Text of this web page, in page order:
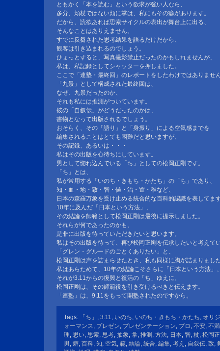
ともかく「本を読む」という欲求が強い人なら、
多分、頬杖ではない頬に掌は、私にもその癖があります。
だから、読欲あれば思索サイクルの表出が舞台上に出る、
そんなことはありえません。
すでに反芻された思考結果を語るだけだから、
観客は引き込まれるのでしょう。
ひょっとすると、写真撮影禁止だったのかもしれませんが、
私は、私記録としてシャッターを押しました。
ここで「連塾・最終回」のレポートをしたわけではありませ
「九景」として構成された最終回は、
なぜ、九景だったのか、
それも私には推測がついています。
彼の「自叙伝」がどうだったのかは、
書物となって出版されるでしょう。
おそらく、その「語り」と「身振り」による空気感までを
編集されることはとても困難だと思いますが、
その記録、あるいは・・・
私はその出版を心待ちにしています。
男として惚れ込んでいる「ち」としての松岡正剛です。
「ち」とは、
私が常用する「いのち・きもち・かたち」の「ち」であり、
知・血・地・致・智・値・治・置・稚など、
日本の森羅万象を受け止める統合的な百科的認識を表してま
10年に及んだ「日本という方法」、
その結論を師範として松岡正剛は最後に提示しました。
それらが何であったのかも、
是非に出版を待っていただきたいと思います。
私はその出版を待って、再び松岡正剛を伝承したいと考えて
「グレン・グルードのごとくありたい」と、
松岡正剛は声を詰まらせたとき、私も同様に胸が詰まりまし
私はあらためて、10年の結論こそさらに「日本という方法」
それが3.11からの復興と復活の「ち」ゆえに、
松岡正剛は、その師範役を引き受けるべきと伝えます。
「連塾」は、9.11をもって開塾されたのですから。
Tags: 「ち」 3.11 いのち いのち・きもち・かたち オリ
ォーマンス
プレゼン プレゼンテーション プロ 不安 不満
理 思い 思索 思考 抽象 掌 推測 方法 日本 智 杖 松岡
男 癖 百科 知 空気 範 結論 統合 編集 考え 自叙伝 致